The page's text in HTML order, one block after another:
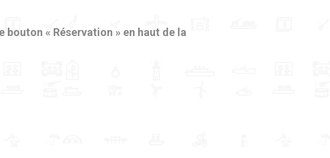
bouton « Réservation » en haut de la